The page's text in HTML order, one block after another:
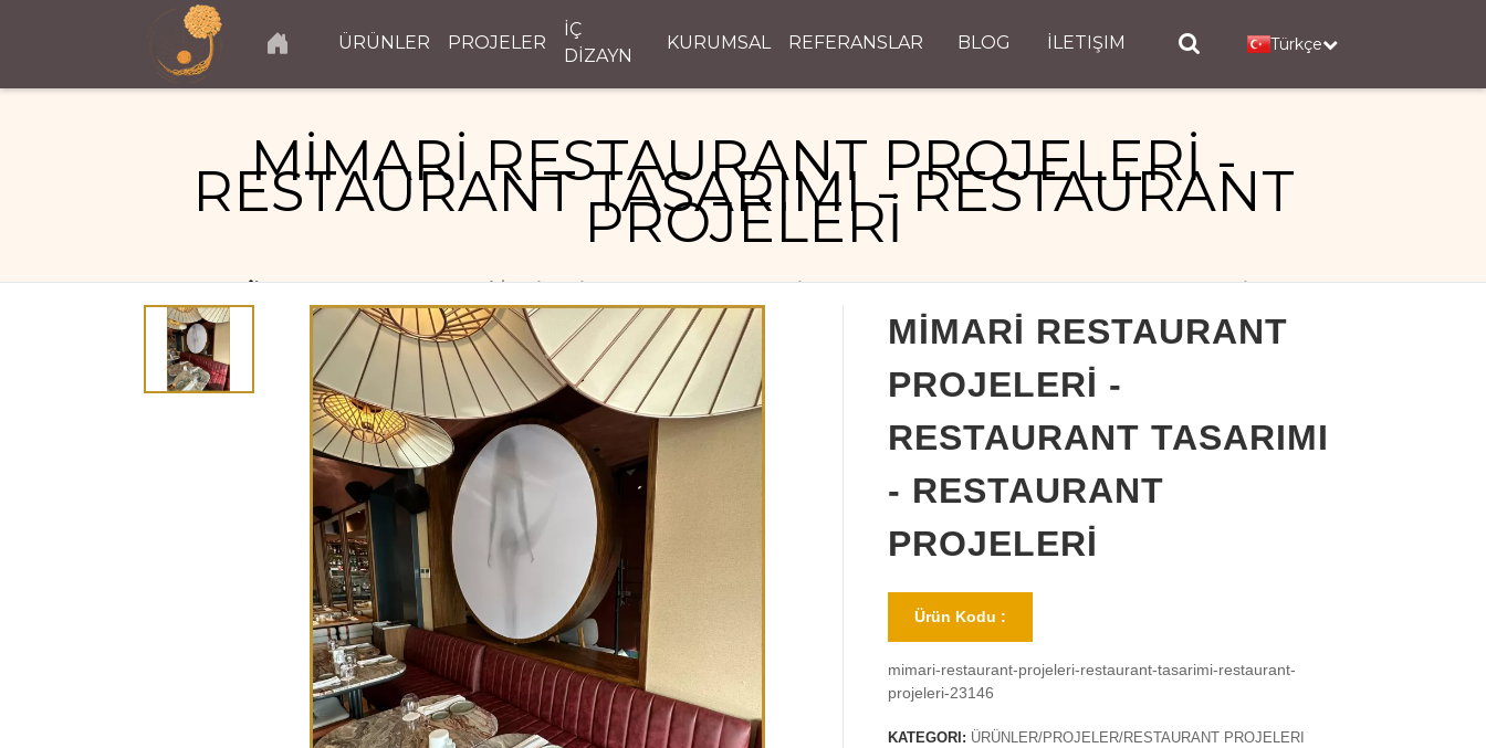
ÜRÜNLER PROJELER
İÇ
DİZAYN
KURUMSAL REFERANSLAR BLOG İLETIŞIM Türkçe
MİMARİ RESTAURANT PROJELERİ -
RESTAURANT TASARIMI - RESTAURANT
PROJELERİ
RESTAURANT PROJELERI MİMARİ RESTAURANT PROJELERİ - RESTAURANT TASARIMI - RESTAURANT PROJELERİ
MİMARİ RESTAURANT
PROJELERİ -
RESTAURANT TASARIMI
- RESTAURANT
PROJELERİ
Ürün Kodu :
mimari-restaurant-projeleri-restaurant-tasarimi-restaurant-
projeleri-23146
KATEGORI: ÜRÜNLER/PROJELER/RESTAURANT PROJELERI